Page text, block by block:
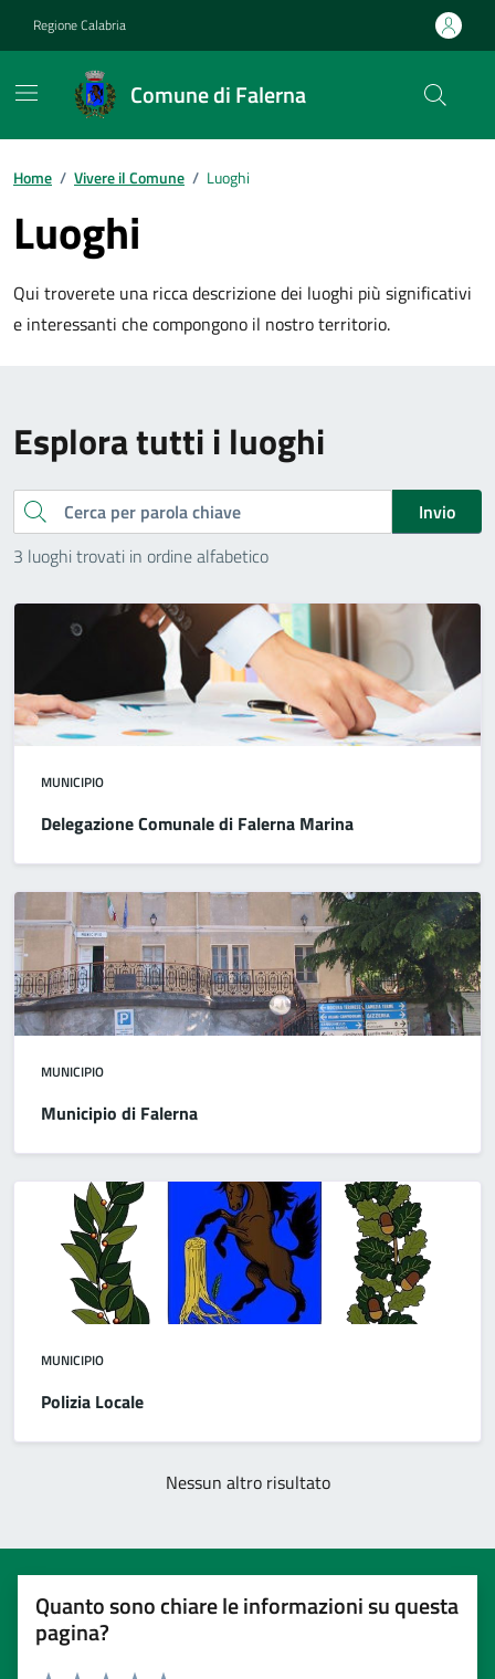
Regione Calabria
Comune di Falerna
Home / Vivere il Comune / Luoghi
Luoghi
Qui troverete una ricca descrizione dei luoghi più significativi
e interessanti che compongono il nostro territorio.
Esplora tutti i luoghi
Cerca
Invio
3 luoghi trovati in ordine alfabetico
MUNICIPIO
Delegazione Comunale di Falerna Marina
MUNICIPIO
Municipio di Falerna
MUNICIPIO
Polizia Locale
Nessun altro risultato
Quanto sono chiare le informazioni su questa
pagina?